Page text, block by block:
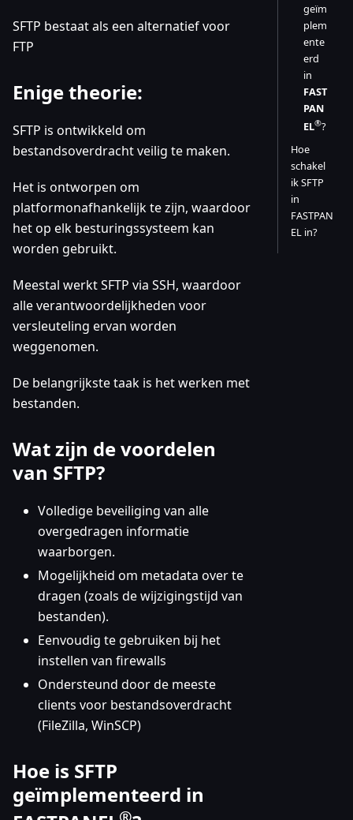
SFTP bestaat als een alternatief voor
FTP
Enige theorie:
SFTP is ontwikkeld om
bestandsoverdracht veilig te maken.
Het is ontworpen om
platformonafhankelijk te zijn, waardoor
het op elk besturingssysteem kan
worden gebruikt.
Meestal werkt SFTP via SSH, waardoor
alle verantwoordelijkheden voor
versleuteling ervan worden
weggenomen.
De belangrijkste taak is het werken met
bestanden.
Wat zijn de voordelen
van SFTP?
Volledige beveiliging van alle
overgedragen informatie
waarborgen.
Mogelijkheid om metadata over te
dragen (zoals de wijzigingstijd van
bestanden).
Eenvoudig te gebruiken bij het
instellen van firewalls
Ondersteund door de meeste
clients voor bestandsoverdracht
(FileZilla, WinSCP)
Hoe is SFTP
geïmplementeerd in
geïm
plem
ente
erd
in
FAST
PAN
EL®?
Hoe
schakel
ik SFTP
in
FASTPAN
EL in?